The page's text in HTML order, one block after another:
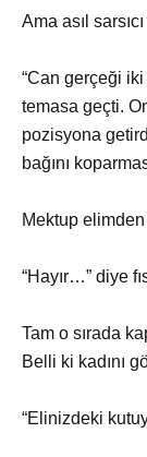
Ama asıl
“Can gerçeği
temasa geçti.
pozisyona
bağını
Mektup
“Hayır…” diye
Tam o sırada
Belli ki kadını
“Elinizdeki